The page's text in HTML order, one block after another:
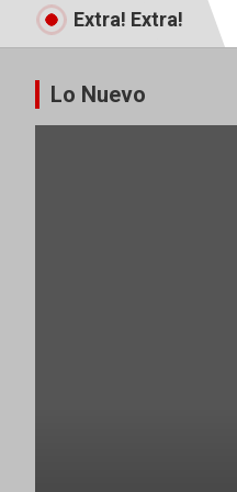
Extra! Extra!
Lo Nuevo